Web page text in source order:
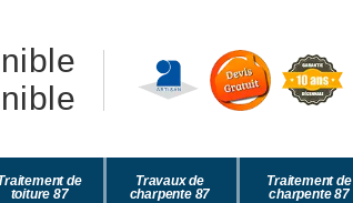
de
toiture 87
Travaux de
charpente 87
Traitement de
charpente 87